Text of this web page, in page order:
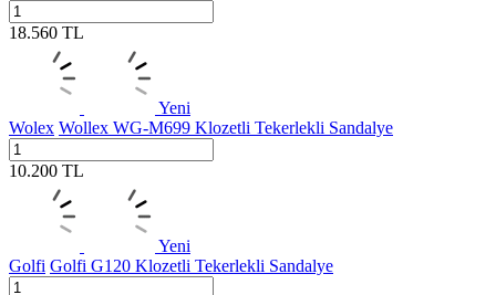
18.560 TL
Yeni
Wolex Wollex WG-M699 Klozetli Tekerlekli Sandalye
10.200 TL
Yeni
Golfi Golfi G120 Klozetli Tekerlekli Sandalye